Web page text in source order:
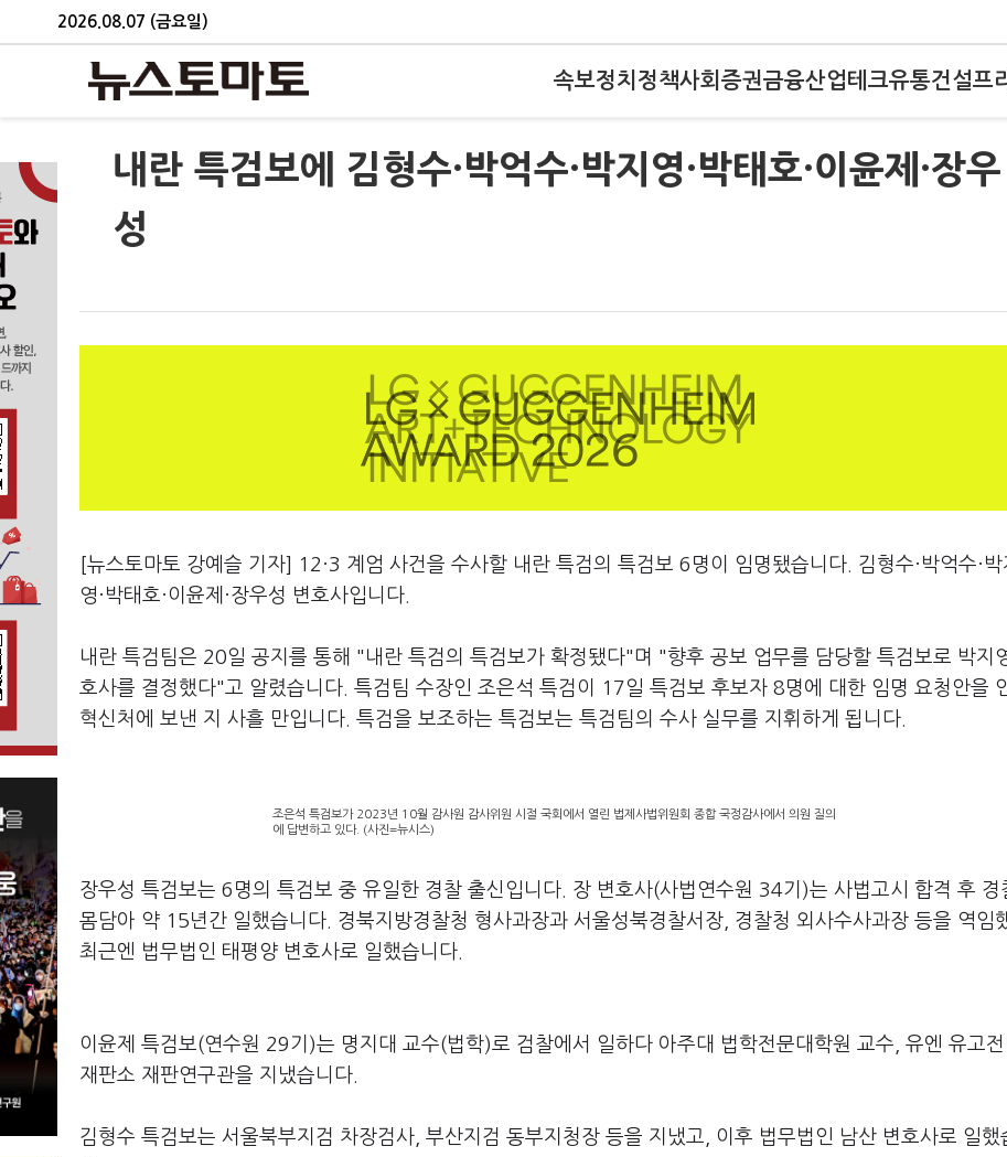
2026.08.07 (금요일)
속보정치 정책사회 증권금융산업테크유통건설프
내란 특검보에 김형수·박억수·박지영·박태호·이윤제·장우
성
[뉴스토마토 강예슬 기자] 12·3 계엄 사건을 수사할 내란 특검의 특검보 6명이 임명됐습니다. 김형수·박억수·박
영·박태호·이윤제·장우성 변호사입니다.
내란 특검팀은 20일 공지를 통해 "내란 특검의 특검보가 확정됐다"며 "향후 공보 업무를 담당할 특검보로 박지
호사를 결정했다"고 알렸습니다. 특검팀 수장인 조은석 특검이 17일 특검보 후보자 8명에 대한 임명 요청안을
혁신처에 보낸 지 사흘 만입니다. 특검을 보조하는 특검보는 특검팀의 수사 실무를 지휘하게 됩니다.
조은석 특검보가 2023년 10월 감사원 감사위원 시절 국회에서 열린 법제사법위원회 종합 국정감사에서 의원 질의
에 답변하고 있다. (사진=뉴시스)
장우성 특검보는 6명의 특검보 중 유일한 경찰 출신입니다. 장 변호사(사법연수원 34기)는 사법고시 합격 후 경
몸담아 약 15년간 일했습니다. 경북지방경찰청 형사과장과 서울성북경찰서장, 경찰청 외사수사과장 등을 역임
최근엔 법무법인 태평양 변호사로 일했습니다.
이윤제 특검보(연수원 29기)는 명지대 교수(법학)로 검찰에서 일하다 아주대 법학전문대학원 교수, 유엔 유고전
재판소 재판연구관을 지냈습니다.
김형수 특검보는 서울북부지검 차장검사, 부산지검 동부지청장 등을 지냈고, 이후 법무법인 남산 변호사로 일했